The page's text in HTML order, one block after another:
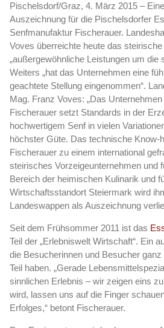
Pischelsdorf/Graz, 4. März 2015 –
Auszeichnung für die Pischelsdorfer
Senfmanufaktur Fischerauer.
Voves überreichte heute das
„außergewöhnliche Leistungen um die
Weiters „hat das Unternehmen eine
geachtete Stellung eingenommen“.
Mag. Franz Voves: „Das
Fischerauer setzt Standards in der
hochwertigem Senf in vielen
höchster Güte. Das technische Know-
Fischerauer zu einem international
steirisches Vorzeigeunternehmen und
Bereich der heimischen Kulinarik und
Wirtschaftsstandort Steiermark wird
Landeswappen als Auszeichnung
Seit dem Frühsommer 2011 ist das
Teil der „Erlebniswelt Wirtschaft“. Ein
die Besucherinnen und Besucher
Teil haben. „Gerade
sinnlichen Erlebnis – wir zeigen eins
wird, lassen uns auf die Finger
Erfolges,“ betont Fischerauer.